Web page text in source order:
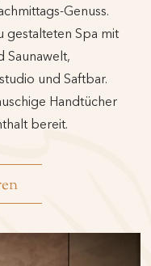
Genuss.
gestalteten Spa mit
Saunawelt,
und Saftbar.
Handtücher
bereit.